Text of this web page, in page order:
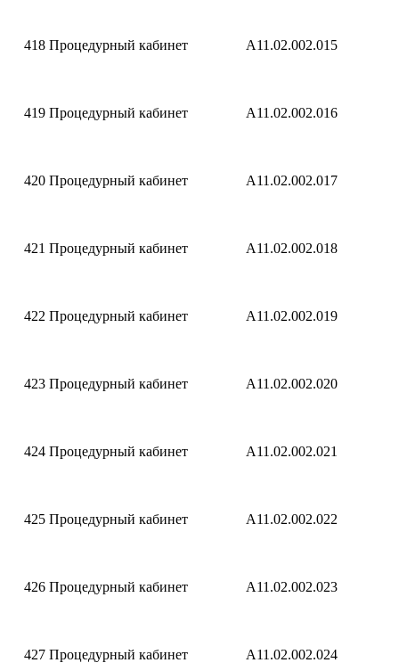
418 Процедурный кабинет A11.02.002.015
419 Процедурный кабинет A11.02.002.016
420 Процедурный кабинет A11.02.002.017
421 Процедурный кабинет A11.02.002.018
422 Процедурный кабинет A11.02.002.019
423 Процедурный кабинет A11.02.002.020
424 Процедурный кабинет A11.02.002.021
425 Процедурный кабинет A11.02.002.022
426 Процедурный кабинет A11.02.002.023
427 Процедурный кабинет A11.02.002.024